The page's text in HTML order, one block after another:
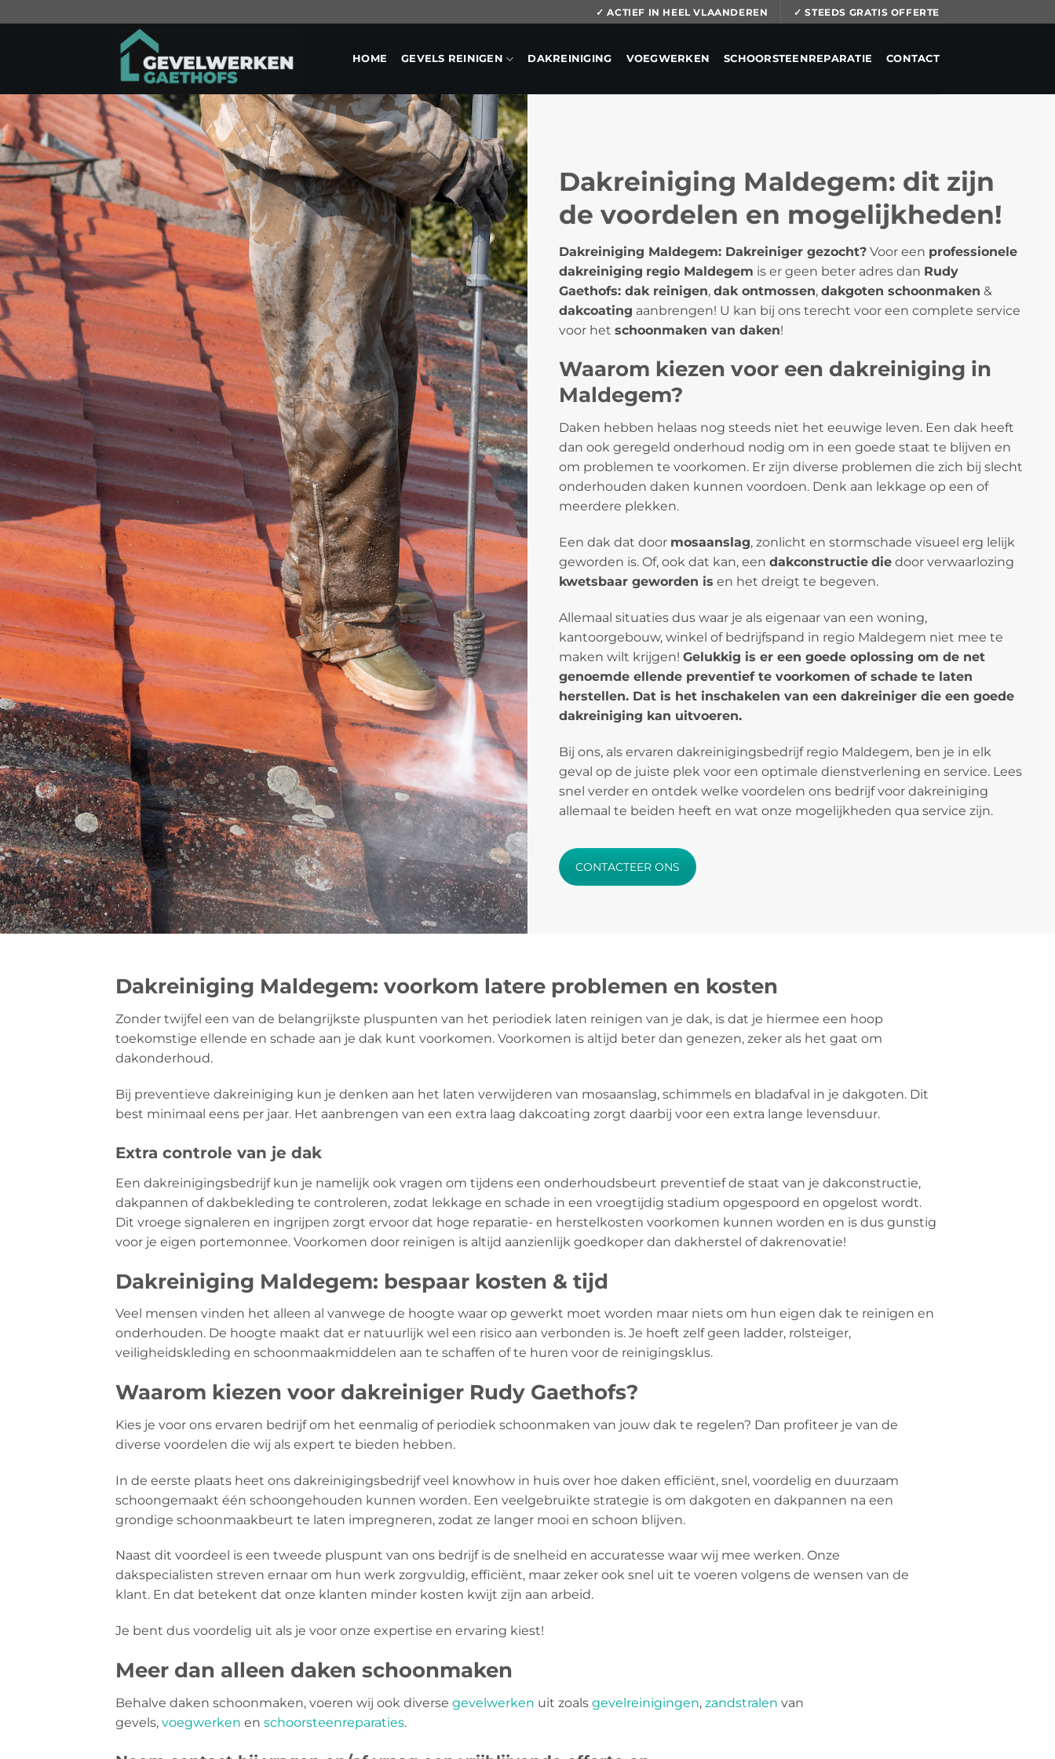
✓ ACTIEF IN HEEL VLAANDEREN ✓ STEEDS GRATIS OFFERTE
HOME GEVELS REINIGEN DAKREINIGING VOEGWERKEN SCHOORSTEENREPARATIE CONTACT
Dakreiniging Maldegem: dit zijn
de voordelen en mogelijkheden!
Dakreiniging Maldegem: Dakreiniger gezocht? Voor een professionele
dakreiniging regio Maldegem is er geen beter adres dan Rudy
Gaethofs: dak reinigen, dak ontmossen, dakgoten schoonmaken &
dakcoating aanbrengen! U kan bij ons terecht voor een complete service
voor het schoonmaken van daken!
Waarom kiezen voor een dakreiniging in
Maldegem?
Daken hebben helaas nog steeds niet het eeuwige leven. Een dak heeft
dan ook geregeld onderhoud nodig om in een goede staat te blijven en
om problemen te voorkomen. Er zijn diverse problemen die zich bij slecht
onderhouden daken kunnen voordoen. Denk aan lekkage op een of
meerdere plekken.
Een dak dat door mosaanslag, zonlicht en stormschade visueel erg lelijk
geworden is. Of, ook dat kan, een dakconstructie die door verwaarlozing
kwetsbaar geworden is en het dreigt te begeven.
Allemaal situaties dus waar je als eigenaar van een woning,
kantoorgebouw, winkel of bedrijfspand in regio Maldegem niet mee te
maken wilt krijgen! Gelukkig is er een goede oplossing om de net
genoemde ellende preventief te voorkomen of schade te laten
herstellen. Dat is het inschakelen van een dakreiniger die een goede
dakreiniging kan uitvoeren.
Bij ons, als ervaren dakreinigingsbedrijf regio Maldegem, ben je in elk
geval op de juiste plek voor een optimale dienstverlening en service. Lees
snel verder en ontdek welke voordelen ons bedrijf voor dakreiniging
allemaal te beiden heeft en wat onze mogelijkheden qua service zijn.
CONTACTEER ONS
Dakreiniging Maldegem: voorkom latere problemen en kosten
Zonder twijfel een van de belangrijkste pluspunten van het periodiek laten reinigen van je dak, is dat je hiermee een hoop
toekomstige ellende en schade aan je dak kunt voorkomen. Voorkomen is altijd beter dan genezen, zeker als het gaat om
dakonderhoud.
Bij preventieve dakreiniging kun je denken aan het laten verwijderen van mosaanslag, schimmels en bladafval in je dakgoten. Dit
best minimaal eens per jaar. Het aanbrengen van een extra laag dakcoating zorgt daarbij voor een extra lange levensduur.
Extra controle van je dak
Een dakreinigingsbedrijf kun je namelijk ook vragen om tijdens een onderhoudsbeurt preventief de staat van je dakconstructie,
dakpannen of dakbekleding te controleren, zodat lekkage en schade in een vroegtijdig stadium opgespoord en opgelost wordt.
Dit vroege signaleren en ingrijpen zorgt ervoor dat hoge reparatie- en herstelkosten voorkomen kunnen worden en is dus gunstig
voor je eigen portemonnee. Voorkomen door reinigen is altijd aanzienlijk goedkoper dan dakherstel of dakrenovatie!
Dakreiniging Maldegem: bespaar kosten & tijd
Veel mensen vinden het alleen al vanwege de hoogte waar op gewerkt moet worden maar niets om hun eigen dak te reinigen en
onderhouden. De hoogte maakt dat er natuurlijk wel een risico aan verbonden is. Je hoeft zelf geen ladder, rolsteiger,
veiligheidskleding en schoonmaakmiddelen aan te schaffen of te huren voor de reinigingsklus.
Waarom kiezen voor dakreiniger Rudy Gaethofs?
Kies je voor ons ervaren bedrijf om het eenmalig of periodiek schoonmaken van jouw dak te regelen? Dan profiteer je van de
diverse voordelen die wij als expert te bieden hebben.
In de eerste plaats heet ons dakreinigingsbedrijf veel knowhow in huis over hoe daken efficiënt, snel, voordelig en duurzaam
schoongemaakt één schoongehouden kunnen worden. Een veelgebruikte strategie is om dakgoten en dakpannen na een
grondige schoonmaakbeurt te laten impregneren, zodat ze langer mooi en schoon blijven.
Naast dit voordeel is een tweede pluspunt van ons bedrijf is de snelheid en accuratesse waar wij mee werken. Onze
dakspecialisten streven ernaar om hun werk zorgvuldig, efficiënt, maar zeker ook snel uit te voeren volgens de wensen van de
klant. En dat betekent dat onze klanten minder kosten kwijt zijn aan arbeid.
Je bent dus voordelig uit als je voor onze expertise en ervaring kiest!
Meer dan alleen daken schoonmaken
Behalve daken schoonmaken, voeren wij ook diverse gevelwerken uit zoals gevelreinigingen, zandstralen van
gevels, voegwerken en schoorsteenreparaties.